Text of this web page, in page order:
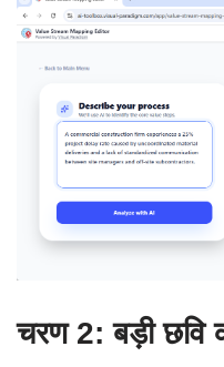
चरण 2: बड़ी छवि